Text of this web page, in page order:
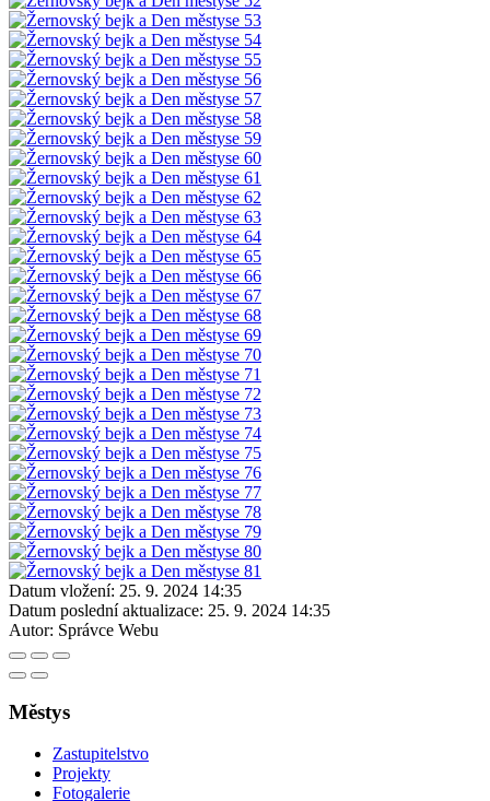
Datum vložení: 25. 9. 2024 14:35
Datum poslední aktualizace: 25. 9. 2024 14:35
Autor: Správce Webu
Městys
Zastupitelstvo
Projekty
Fotogalerie